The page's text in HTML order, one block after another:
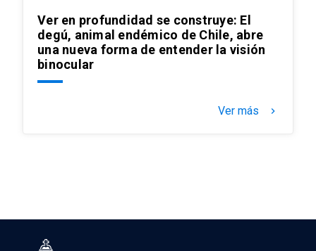
Ver en profundidad se construye: El
degú, animal endémico de Chile, abre
una nueva forma de entender la visión
binocular
Ver más keyboard_arrow_right